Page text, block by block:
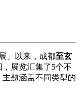
」以来，成都至玄
展览汇集了5个不
主题涵盖不同类型的